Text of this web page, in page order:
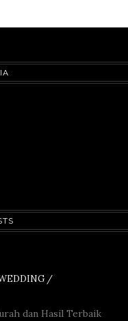
/
dan Hasil Terbaik